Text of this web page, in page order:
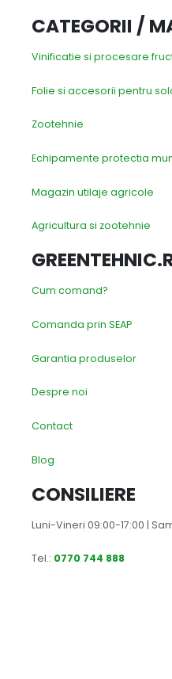
CATEGORII /
Vinificatie si procesare
Folie si accesorii pentru
Zootehnie
Echipamente protectia
Magazin utilaje agricole
Agricultura si zootehnie
Cum comand?
Comanda prin SEAP
Garantia produselor
Despre noi
Contact
Blog
CONSILIERE
Luni-Vineri 09:00-17:00 |
Tel.: 0770 744 888